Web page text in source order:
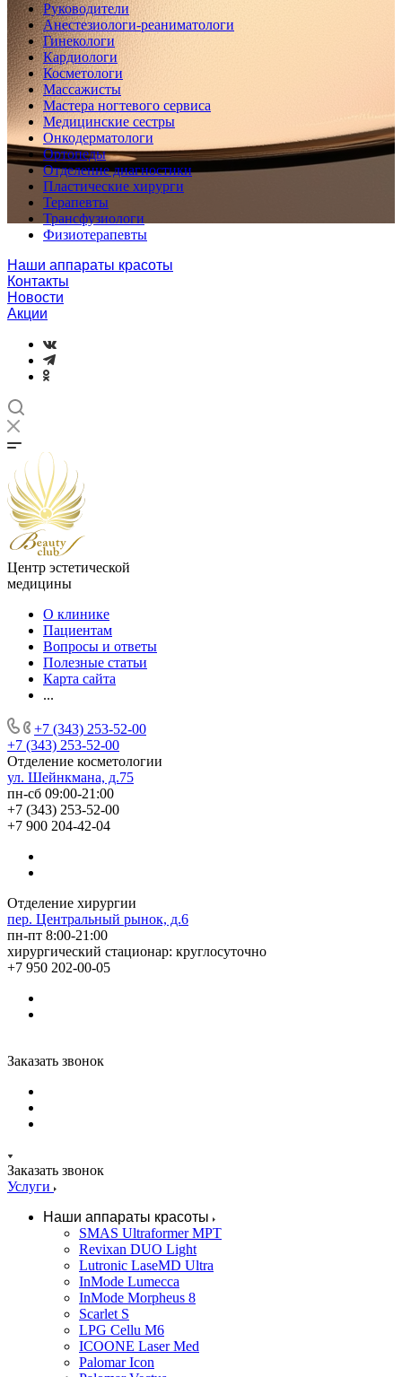
Руководители
Анестезиологи-реаниматологи
Гинекологи
Кардиологи
Косметологи
Массажисты
Мастера ногтевого сервиса
Медицинские сестры
Онкодерматологи
Ортопеды
Отделение диагностики
Пластические хирурги
Терапевты
Трансфузиологи
Физиотерапевты
Наши аппараты красоты
Контакты
Новости
Акции
Центр эстетической
медицины
О клинике
Пациентам
Вопросы и ответы
Полезные статьи
Карта сайта
...
+7 (343) 253-52-00
+7 (343) 253-52-00
Отделение косметологии
ул. Шейнкмана, д.75
пн-сб 09:00-21:00
+7 (343) 253-52-00
+7 900 204-42-04
Отделение хирургии
пер. Центральный рынок, д.6
пн-пт 8:00-21:00
хирургический стационар: круглосуточно
+7 950 202-00-05
Заказать звонок
Заказать звонок
Услуги
Наши аппараты красоты
SMAS Ultraformer MPT
Revixan DUO Light
Lutronic LaseMD Ultra
InMode Lumecca
InMode Morpheus 8
Scarlet S
LPG Cellu M6
ICOONE Laser Med
Palomar Icon